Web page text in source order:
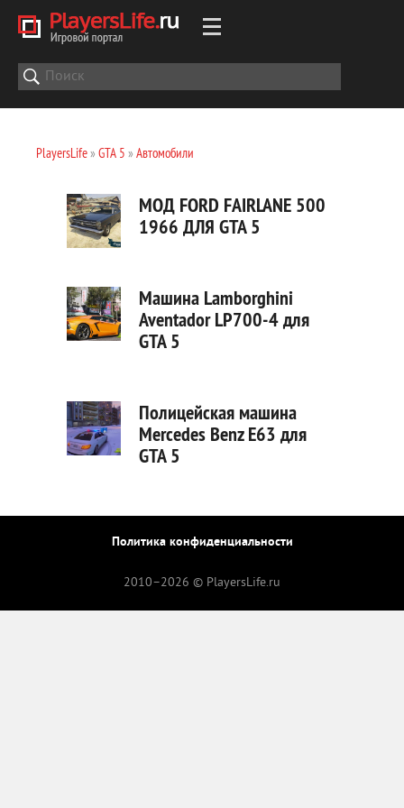
PlayersLife» GTA 5 » Автомобили
МОД FORD FAIRLANE 500
1966 ДЛЯ GTA 5
Машина Lamborghini
Aventador LP700-4 для
GTA 5
Полицейская машина
Mercedes Benz E63 для
GTA 5
Политика конфиденциальности
2010–2026 © PlayersLife.ru